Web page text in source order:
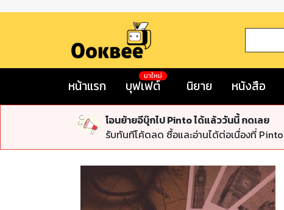
หน้าแรก บุฟเฟต์
มาใหม่
นิยาย หนังสือ
โอนย้ายอีบุ๊กไป Pinto ได้แล้ววันนี้ กดเลย
รับทันทีโค้ดลด ซื้อและอ่านได้ต่อเนื่องที่ Pinto